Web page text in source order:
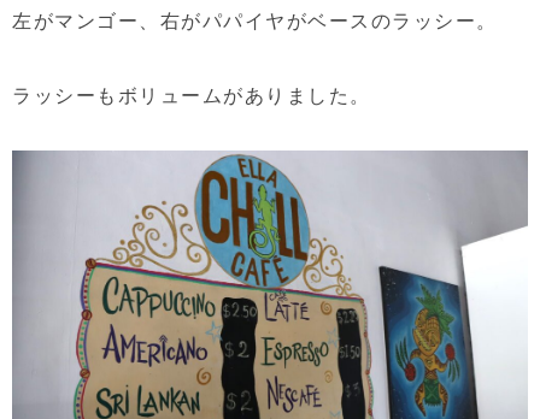
左がマンゴー、右がパパイヤがベースのラッシー。
ラッシーもボリュームがありました。